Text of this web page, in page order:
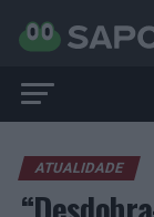
ATUALIDADE